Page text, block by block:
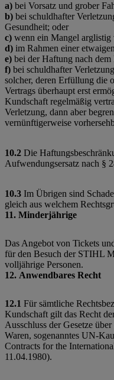
a) bei Vorsatz und grober
b) bei schuldhafter
Gesundheit; oder
c) wenn ein Mangel
d) im Rahmen einer
e) bei der Haftung nach dem
f) bei schuldhafter
solcher, deren Erfüllung die
Vertrags überhaupt erst
Kundschaft regelmäßig
Verletzung, dann aber
vernünftigerweise
10.2 Die
Aufwendungsersatz nach §
10.3 Im Übrigen sind
gleich aus welchem
11. Minderjährige
Das Angebot von Tickets
für den Besuch der STIHL
volljährige Personen.
12. Anwendbares Recht
12.1 Für sämtliche
Kundschaft gilt das Recht
Ausschluss der Gesetze
Waren, sogenanntes UN-
Contracts for the
11.04.1980).